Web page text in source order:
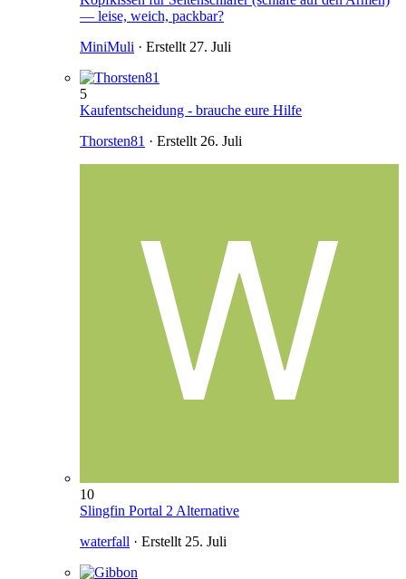
— leise, weich, packbar?
MiniMuli · Erstellt 27. Juli
5
Kaufentscheidung - brauche eure Hilfe
Thorsten81 · Erstellt 26. Juli
10
Slingfin Portal 2 Alternative
waterfall · Erstellt 25. Juli